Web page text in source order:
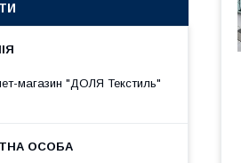
магазин "ДОЛЯ Текстиль"